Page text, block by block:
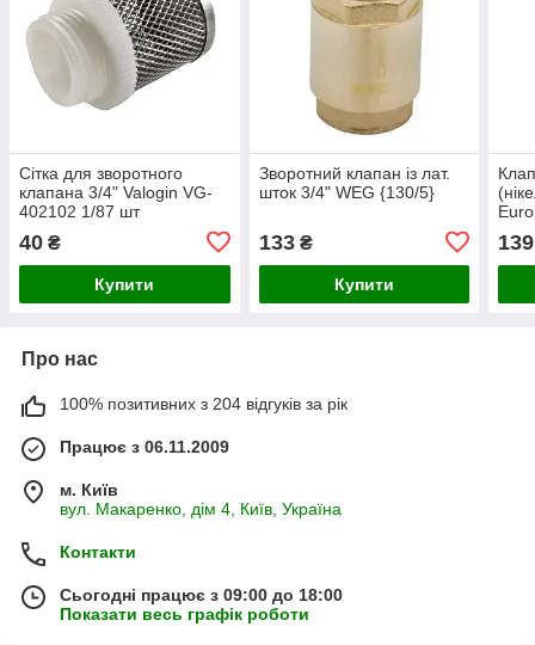
Сітка для зворотного
клапана 3/4" Valogin VG-
402102 1/87 шт
40 ₴
Купити
Зворотний клапан із лат.
шток 3/4" WEG {130/5}
133₴
Купити
139
Про нас
100% позитивних з 204 відгуків за рік
Працює з 06.11.2009
м. Київ
вул. Макаренко, дім 4, Київ, Україна
Контакти
Сьогодні працює з 09:00 до 18:00
Показати весь графік роботи